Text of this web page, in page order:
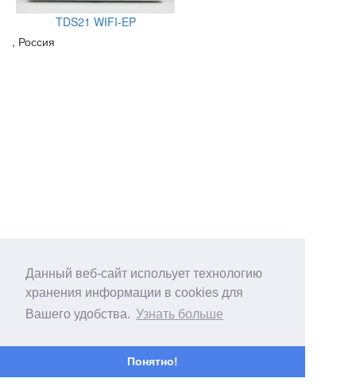
Данный веб-сайт испольует технологию
хранения информации в cookies для
Вашего удобства. Узнать больше
Понятно!
TDS21 WIFI-EP
, Россия